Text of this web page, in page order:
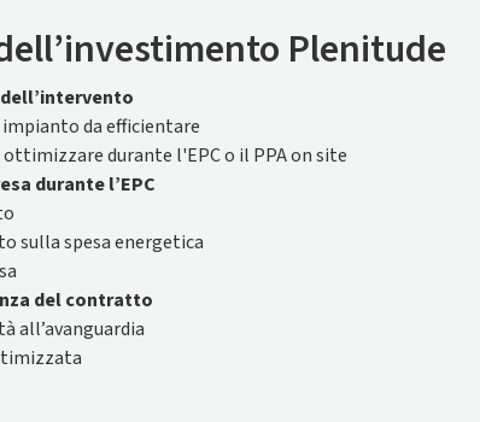
Plenitude
da efficientare
ottimizzare durante l'EPC o il PPA on site
durante l’EPC
sulla spesa energetica
del contratto
all’avanguardia